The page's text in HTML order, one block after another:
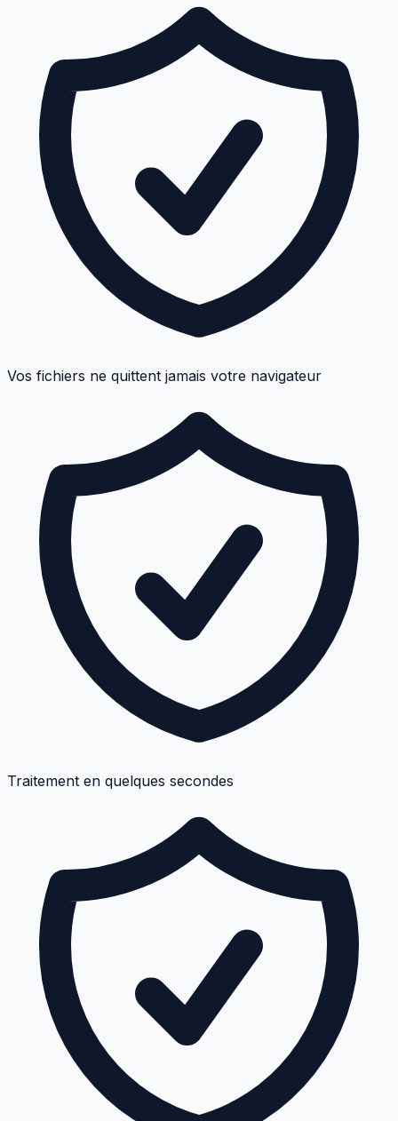
Vos fichiers ne quittent jamais votre navigateur
Traitement en quelques secondes